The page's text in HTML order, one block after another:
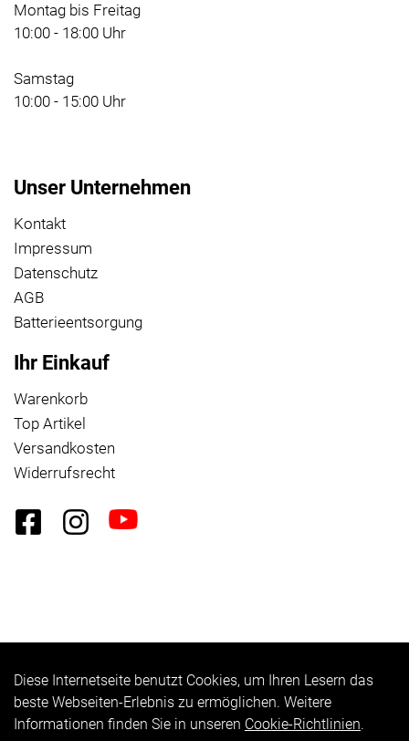
Montag bis Freitag
10:00 - 18:00 Uhr
Samstag
10:00 - 15:00 Uhr
Unser Unternehmen
Kontakt
Impressum
Datenschutz
AGB
Batterieentsorgung
Ihr Einkauf
Warenkorb
Top Artikel
Versandkosten
Widerrufsrecht
Diese Internetseite benutzt Cookies, um Ihren Lesern das
beste Webseiten-Erlebnis zu ermöglichen. Weitere
Informationen finden Sie in unseren Cookie-Richtlinien.
Auftrag widerrufen